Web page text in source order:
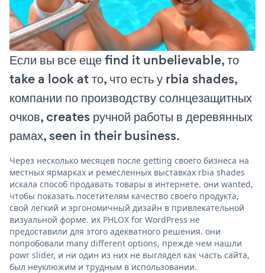
Если вы все еще find it unbelievable, то
take a look at то, что есть у rbia shades,
компании по производству солнцезащитных
очков, creates ручной работы в деревянных
рамах, seen in their business.
Через несколько месяцев после getting своего бизнеса на
местных ярмарках и ремесленных выставках rbia shades
искала способ продавать товары в интернете. они wanted,
чтобы показать посетителям качество своего продукта,
свой легкий и эргономичный дизайн в привлекательной
визуальной форме. их PHLOX for WordPress не
предоставили для этого адекватного решения. они
попробовали many different options, прежде чем нашли
powr slider, и ни один из них не выглядел как часть сайта,
был неуклюжим и трудным в использовании.